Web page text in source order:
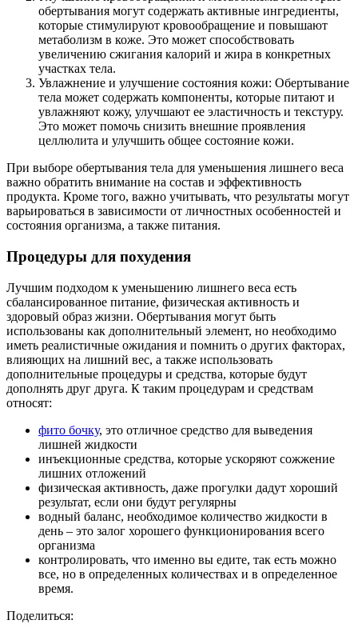
обертывания могут содержать активные ингредиенты,
которые стимулируют кровообращение и повышают
метаболизм в коже. Это может способствовать
увеличению сжигания калорий и жира в конкретных
участках тела.
Увлажнение и улучшение состояния кожи: Обертывание
тела может содержать компоненты, которые питают и
увлажняют кожу, улучшают ее эластичность и текстуру.
Это может помочь снизить внешние проявления
целлюлита и улучшить общее состояние кожи.
При выборе обертывания тела для уменьшения лишнего веса
важно обратить внимание на состав и эффективность
продукта. Кроме того, важно учитывать, что результаты могут
варьироваться в зависимости от личностных особенностей и
состояния организма, а также питания.
Процедуры для похудения
Лучшим подходом к уменьшению лишнего веса есть
сбалансированное питание, физическая активность и
здоровый образ жизни. Обертывания могут быть
использованы как дополнительный элемент, но необходимо
иметь реалистичные ожидания и помнить о других факторах,
влияющих на лишний вес, а также использовать
дополнительные процедуры и средства, которые будут
дополнять друг друга. К таким процедурам и средствам
относят:
фито бочку, это отличное средство для выведения
лишней жидкости
инъекционные средства, которые ускоряют сожжение
лишних отложений
физическая активность, даже прогулки дадут хороший
результат, если они будут регулярны
водный баланс, необходимое количество жидкости в
день – это залог хорошего функционирования всего
организма
контролировать, что именно вы едите, так есть можно
все, но в определенных количествах и в определенное
время.
Поделиться: